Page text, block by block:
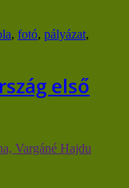
, fotó, pályázat,
első
Vargáné Hajdu